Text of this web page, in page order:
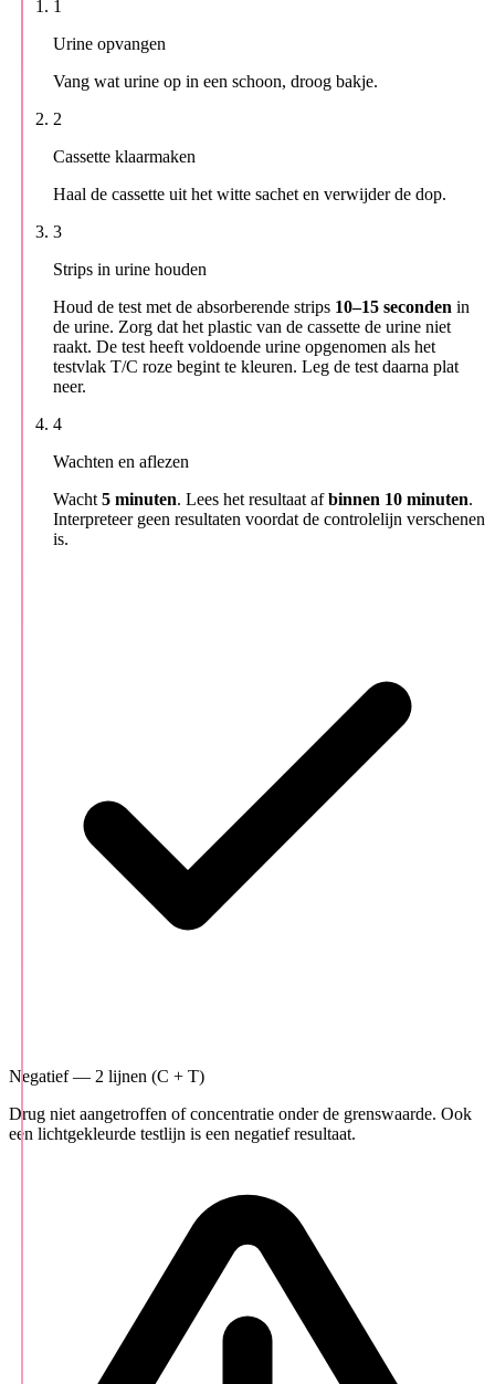
1
Urine opvangen
Vang wat urine op in een schoon, droog bakje.
2
Cassette klaarmaken
Haal de cassette uit het witte sachet en verwijder de dop.
3
Strips in urine houden
Houd de test met de absorberende strips 10–15 seconden in
de urine. Zorg dat het plastic van de cassette de urine niet
raakt. De test heeft voldoende urine opgenomen als het
testvlak T/C roze begint te kleuren. Leg de test daarna plat
neer.
4
Wachten en aflezen
Wacht 5 minuten. Lees het resultaat afbinnen 10 minuten.
Interpreteer geen resultaten voordat de controlelijn verschenen
is.
Negatief — 2 lijnen (C + T)
Drug niet aangetroffen of concentratie onder de grenswaarde. Ook
een lichtgekleurde testlijn is een negatief resultaat.